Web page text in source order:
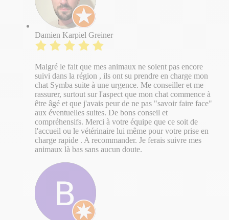
Damien Karpiel Greiner
Malgré le fait que mes animaux ne soient pas encore
suivi dans la région , ils ont su prendre en charge mon
chat Symba suite à une urgence. Me conseiller et me
rassurer, surtout sur l'aspect que mon chat commence à
être âgé et que j'avais peur de ne pas "savoir faire face"
aux éventuelles suites. De bons conseil et
compréhensifs. Merci à votre équipe que ce soit de
l'accueil ou le vétérinaire lui même pour votre prise en
charge rapide . A recommander. Je ferais suivre mes
animaux là bas sans aucun doute.